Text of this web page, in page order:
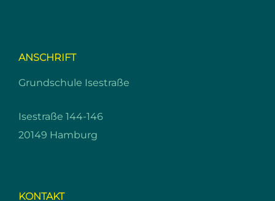
ANSCHRIFT
Grundschule Isestraße
Isestraße 144-146
20149 Hamburg
KONTAKT